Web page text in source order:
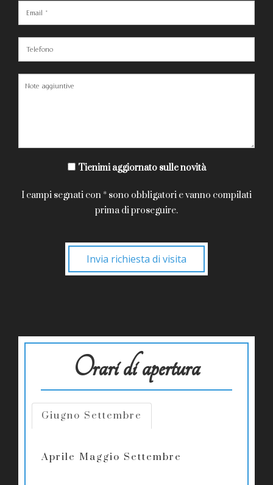
Tienimi aggiornato sulle novità
I campi segnati con * sono obbligatori e vanno compilati
prima di proseguire.
Invia richiesta di visita
Orari di apertura
Giugno Settembre
Aprile Maggio Settembre